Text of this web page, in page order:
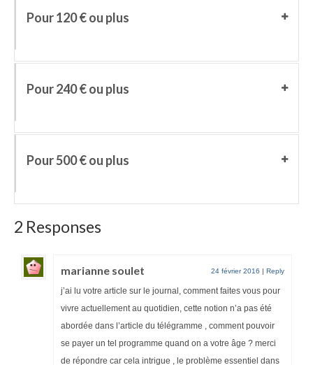
Pour 120 € ou plus
Pour 240 € ou plus
Pour 500 € ou plus
2 Responses
marianne soulet 24 février 2016 | Reply
j’ai lu votre article sur le journal, comment faites vous pour
vivre actuellement au quotidien, cette notion n’a pas été
abordée dans l’article du télégramme , comment pouvoir
se payer un tel programme quand on a votre âge ? merci
de répondre car cela intrigue , le problème essentiel dans